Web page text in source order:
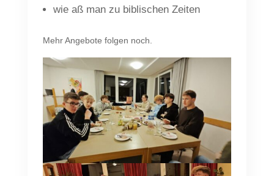
wie aß man zu biblischen Zeiten
Mehr Angebote folgen noch.